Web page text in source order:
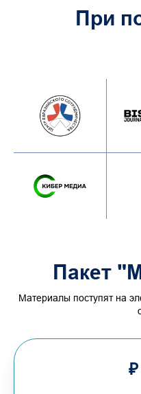
При
Пакет
Материалы поступят на